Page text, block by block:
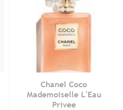
Chanel Coco
Mademoiselle L'Eau
Privee